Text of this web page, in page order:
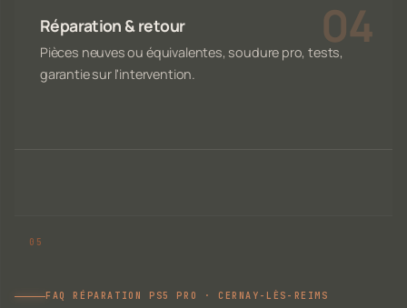
Réparation & retour
Pièces neuves ou équivalentes, soudure pro, tests,
garantie sur l'intervention.
FAQ RÉPARATION PS5 PRO · CERNAY-LÈS-REIMS